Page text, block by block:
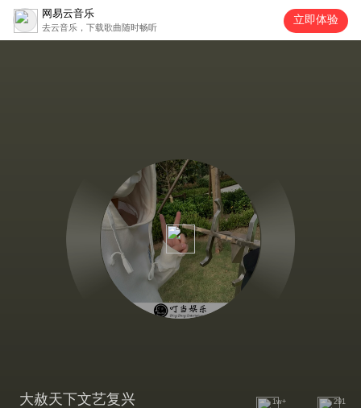
网易云音乐
去云音乐，下载歌曲随时畅听
立即体验
大赦天下文艺复兴 1w+ 291